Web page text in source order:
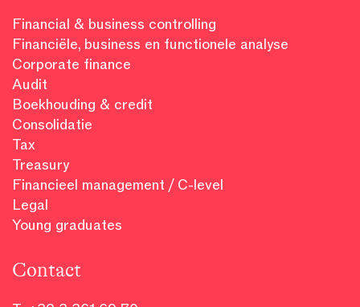
Financial & business controlling
Financiële, business en functionele analyse
Corporate finance
Audit
Boekhouding & credit
Consolidatie
Tax
Treasury
Financieel management / C-level
Legal
Young graduates
Contact